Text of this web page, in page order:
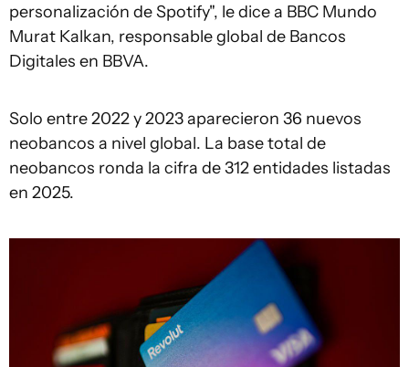
personalización de Spotify", le dice a BBC Mundo
Murat Kalkan, responsable global de Bancos
Digitales en BBVA.
Solo entre 2022 y 2023 aparecieron 36 nuevos
neobancos a nivel global. La base total de
neobancos ronda la cifra de 312 entidades listadas
en 2025.